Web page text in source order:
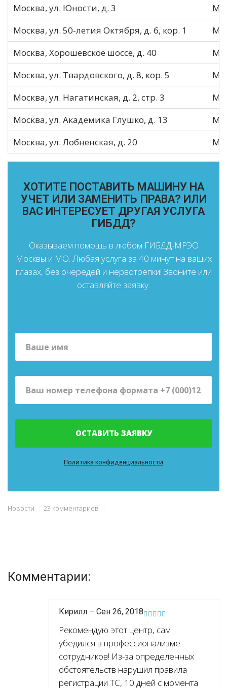
Москва, ул. Юности, д. 3
МО
Москва, ул. 50-летия Октября, д. 6, кор. 1
МО
Москва, Хорошевское шоссе, д. 40
МО
Москва, ул. Твардовского, д. 8, кор. 5
МО
Москва, ул. Нагатинская, д. 2, стр. 3
МО
Москва, ул. Академика Глушко, д. 13
МО
Москва, ул. Лобненская, д. 20
МО
ХОТИТЕ ПОСТАВИТЬ МАШИНУ НА
УЧЕТ ИЛИ ЗАМЕНИТЬ ПРАВА? ИЛИ
ВАС ИНТЕРЕСУЕТ ДРУГАЯ УСЛУГА
ГИБДД?
Оказываем помощь в любом ГИБДД-МРЭО
Москвы и МО. Любая услуга за 40 минут на ваших
глазах, без очередей и нервотрепки! Звоните или
оставляйте заявку.
ОСТАВИТЬ ЗАЯВКУ
Политика конфиденциальности
Новости 23 комментариев
Комментарии:
Кирилл – Сен 26, 2018
Рекомендую этот центр, сам
убедился в профессионализме
сотрудников! Из-за определенных
обстоятельств нарушил правила
регистрации ТС, 10 дней с момента